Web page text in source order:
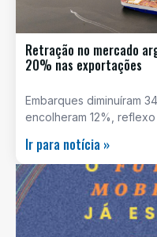
Retração no mercado
20% nas exportações
Embarques diminuíram
encolheram 12%,
Ir para notícia »